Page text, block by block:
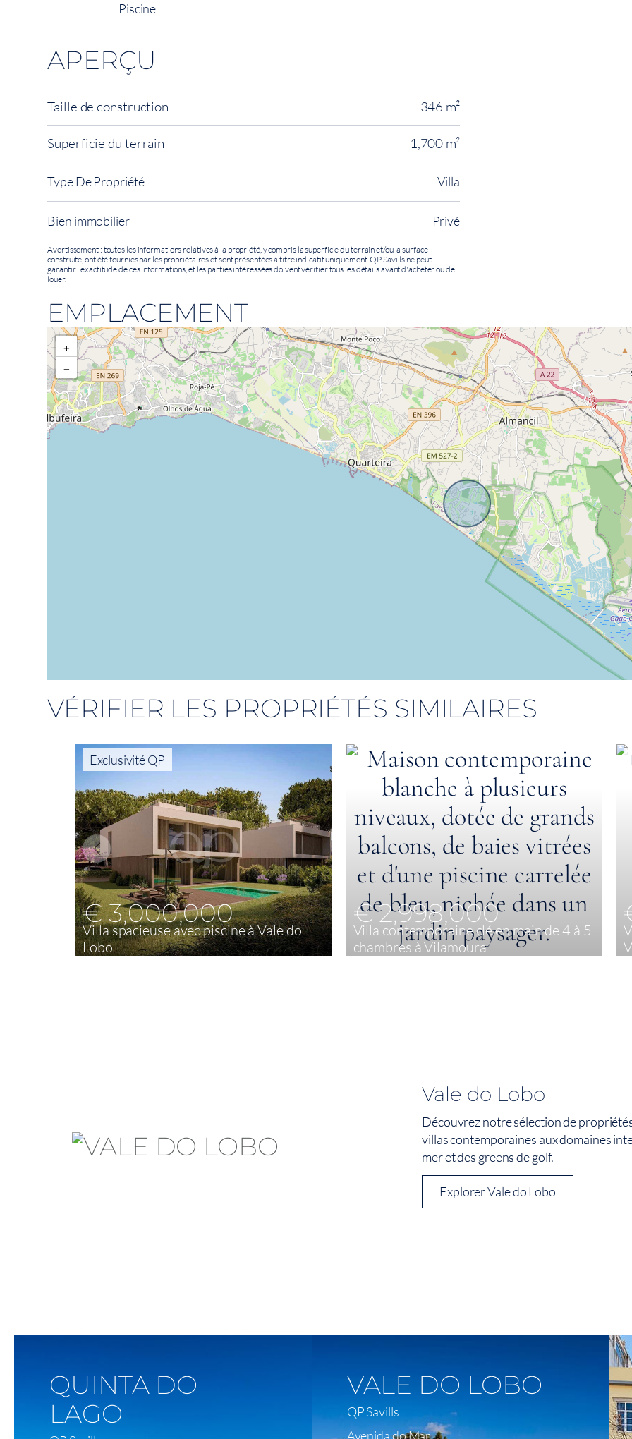
Piscine
APERÇU
Taille de construction 346 m²
Superficie du terrain 1,700 m²
Type De Propriété Villa
Bien immobilier Privé
Avertissement : toutes les informations relatives à la propriété, y compris la superficie du terrain et/ou la surface
construite, ont été fournies par les propriétaires et sont présentées à titre indicatif uniquement. QP Savills ne peut
garantir l'exactitude de ces informations, et les parties intéressées doivent vérifier tous les détails avant d'acheter ou de
louer.
EMPLACEMENT
+
−
VÉRIFIER LES PROPRIÉTÉS SIMILAIRES
€ 3,000,000
Villa spacieuse avec piscine à Vale do
Lobo
Exclusivité QP
€ 2,998,000
Villa contemporaine clé en main de 4 à 5
chambres à Vilamoura
Vale do Lobo
Découvrez notre sélection de
villas contemporaines aux domaines
mer et des greens de golf.
Explorer Vale do Lobo
QUINTA DO
LAGO
VALE DO LOBO
QP Savills
Avenida do Mar